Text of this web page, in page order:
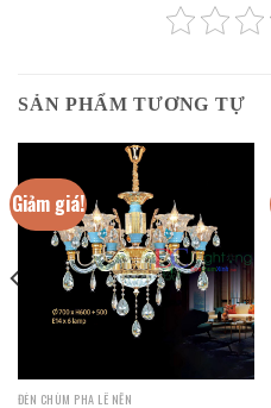
SẢN PHẨM TƯƠNG TỰ
Giảm giá!
ĐÈN CHÙM PHA LÊ NẾN